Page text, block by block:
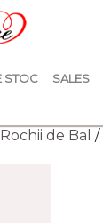
STOC SALES
Rochii de Bal /